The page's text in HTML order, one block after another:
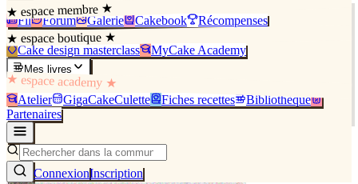
★ espace membre ★
Fil Forum Galerie Cakebook Récompenses
★ espace boutique ★
Cake design masterclass MyCake Academy
Mes livres
★ espace academy ★
Atelier GigaCakeCulette Fiches recettes
Bibliothèque
Partenaires
ConnexionInscription